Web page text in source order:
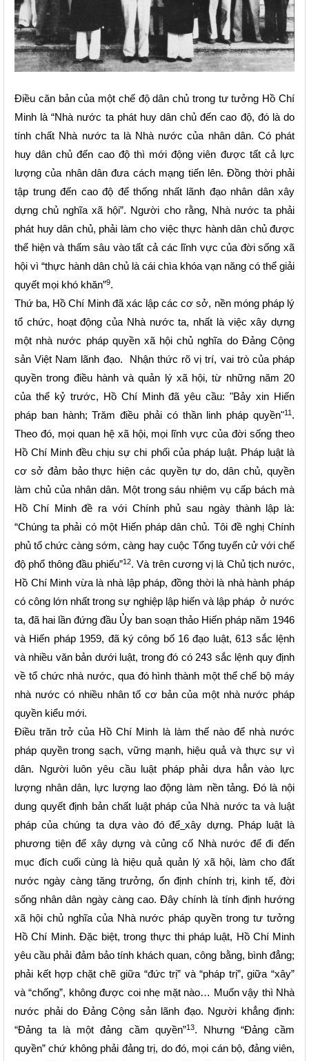
Điều căn bản của một chế độ dân chủ trong tư tưởng Hồ Chí
Minh là “Nhà nước ta phát huy dân chủ đến cao độ, đó là do
tính chất Nhà nước ta là Nhà nước của nhân dân. Có phát
huy dân chủ đến cao độ thì mới động viên được tất cả lực
lượng của nhân dân đưa cách mạng tiến lên. Đồng thời phải
tập trung đến cao độ để thống nhất lãnh đạo nhân dân xây
dựng chủ nghĩa xã hội”. Người cho rằng, Nhà nước ta phải
phát huy dân chủ, phải làm cho việc thực hành dân chủ được
thể hiện và thấm sâu vào tất cả các lĩnh vực của đời sống xã
hội vì “thực hành dân chủ là cái chìa khóa vạn năng có thể giải
quyết mọi khó khăn”9.
Thứ ba, Hồ Chí Minh đã xác lập các cơ sở, nền móng pháp lý
tổ chức, hoạt động của Nhà nước ta, nhất là việc xây dựng
một nhà nước pháp quyền xã hội chủ nghĩa do Đảng Cộng
sản Việt Nam lãnh đạo. Nhận thức rõ vị trí, vai trò của pháp
quyền trong điều hành và quản lý xã hội, từ những năm 20
của thế kỷ trước, Hồ Chí Minh đã yêu cầu: "Bảy xin Hiến
pháp ban hành; Trăm điều phải có thần linh pháp quyền"11 .
Theo đó, mọi quan hệ xã hội, mọi lĩnh vực của đời sống theo
Hồ Chí Minh đều chịu sự chi phối của pháp luật. Pháp luật là
cơ sở đảm bảo thực hiện các quyền tự do, dân chủ, quyền
làm chủ của nhân dân. Một trong sáu nhiệm vụ cấp bách mà
Hồ Chí Minh đề ra với Chính phủ sau ngày thành lập là:
“Chúng ta phải có một Hiến pháp dân chủ. Tôi đề nghị Chính
phủ tổ chức càng sớm, càng hay cuộc Tổng tuyển cử với chế
độ phổ thông đầu phiếu”12. Và trên cương vị là Chủ tịch nước,
Hồ Chí Minh vừa là nhà lập pháp, đồng thời là nhà hành pháp
có công lớn nhất trong sự nghiệp lập hiến và lập pháp ở nước
ta, đã hai lần đứng đầu Ủy ban soạn thảo Hiến pháp năm 1946
và Hiến pháp 1959, đã ký công bố 16 đạo luật, 613 sắc lệnh
và nhiều văn bản dưới luật, trong đó có 243 sắc lệnh quy định
về tổ chức nhà nước, qua đó hình thành một thể chế bộ máy
nhà nước có nhiều nhân tố cơ bản của một nhà nước pháp
quyền kiểu mới.
Điều trăn trở của Hồ Chí Minh là làm thế nào để nhà nước
pháp quyền trong sạch, vững mạnh, hiệu quả và thực sự vì
dân. Người luôn yêu cầu luật pháp phải dựa hẳn vào lực
lượng nhân dân, lực lượng lao động làm nền tảng. Đó là nội
dung quyết định bản chất luật pháp của Nhà nước ta và luật
pháp của chúng ta dựa vào đó để xây dựng. Pháp luật là
phương tiện để xây dựng và củng cố Nhà nước để đi đến
mục đích cuối cùng là hiệu quả quản lý xã hội, làm cho đất
nước ngày càng tăng trưởng, ổn định chính trị, kinh tế, đời
sống nhân dân ngày càng cao. Đây chính là tính định hướng
xã hội chủ nghĩa của Nhà nước pháp quyền trong tư tưởng
Hồ Chí Minh. Đặc biệt, trong thực thi pháp luật, Hồ Chí Minh
yêu cầu phải đảm bảo tính khách quan, công bằng, bình đẳng;
phải kết hợp chặt chẽ giữa “đức trị” và “pháp trị”, giữa “xây”
và “chống”, không được coi nhẹ mặt nào… Muốn vậy thì Nhà
nước phải do Đảng Cộng sản lãnh đạo. Người khẳng định:
“Đảng ta là một đảng cầm quyền”13. Nhưng “Đảng cầm
quyền” chứ không phải đảng trị, do đó, mọi cán bộ, đảng viên,